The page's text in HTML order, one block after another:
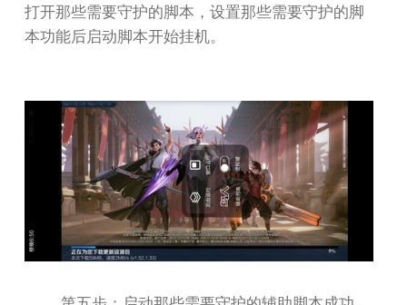
打开那些需要守护的脚本，设置那些需要守护的脚
本功能后启动脚本开始挂机。